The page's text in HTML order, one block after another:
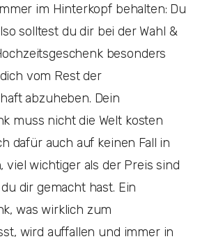
im Hinterkopf behalten: Du
solltest du dir bei der Wahl &
besonders
vom Rest der
abzuheben. Dein
muss nicht die Welt kosten
dafür auch auf keinen Fall in
viel wichtiger als der Preis sind
dir gemacht hast. Ein
was wirklich zum
wird auffallen und immer in